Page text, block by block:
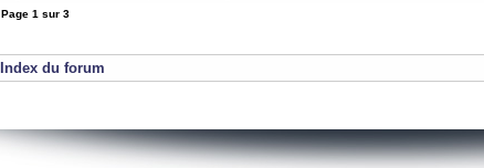
Page 1 sur 3
Index du forum